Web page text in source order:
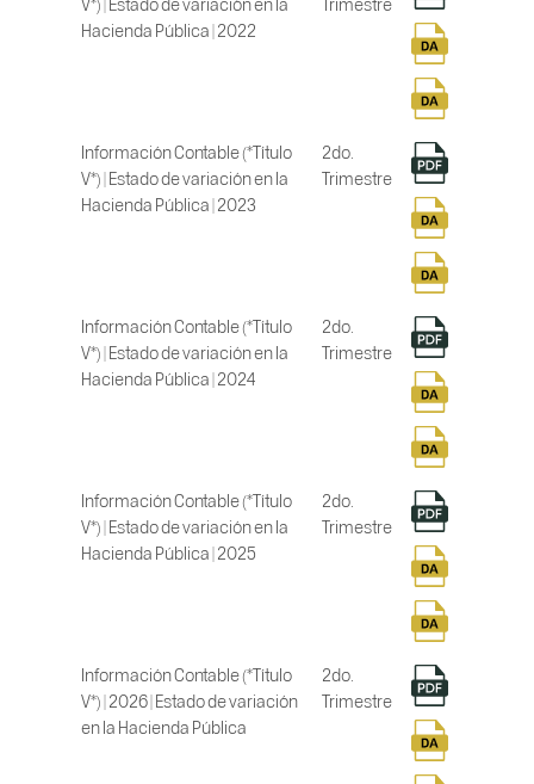
Hacienda Pública | 2022
Información Contable (*Título
V*) | Estado de variación en la
Hacienda Pública | 2023
2do.
Trimestre
Información Contable (*Título
V*) | Estado de variación en la
Hacienda Pública | 2024
2do.
Trimestre
Información Contable (*Título
V*) | Estado de variación en la
Hacienda Pública | 2025
2do.
Trimestre
Información Contable (*Título
V*) | 2026 | Estado de variación
en la Hacienda Pública
2do.
Trimestre